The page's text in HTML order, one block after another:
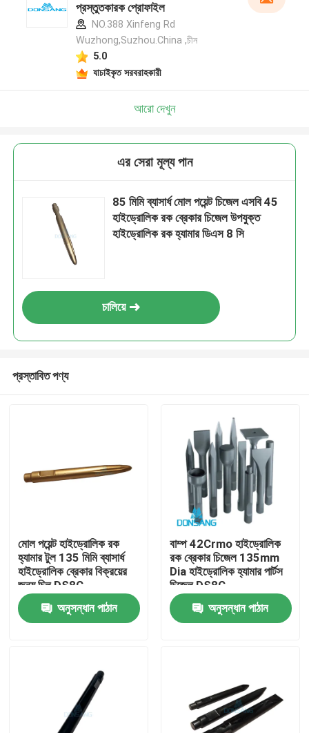
প্রস্তুতকারক প্রোফাইল
NO.388 Xinfeng Rd
Wuzhong,Suzhou.China ,চীন
5.0
যাচাইকৃত সরবরাহকারী
আরো দেখুন
এর সেরা মূল্য পান
85 মিমি ব্যাসার্ধ মোল পয়েন্ট চিজেল এসবি 45
হাইড্রোলিক রক ব্রেকার চিজেল উপযুক্ত
হাইড্রোলিক রক হ্যামার ডিএস 8 সি
চালিয়ে
প্রস্তাবিত পণ্য
মোল পয়েন্ট হাইড্রোলিক রক
হ্যামার টুল 135 মিমি ব্যাসার্ধ
হাইড্রোলিক ব্রেকার বিক্রয়ের
জন্য চিল DS8C
অনুসন্ধান পাঠান
বাম্প 42Crmo হাইড্রোলিক
রক ব্রেকার চিজেল 135mm
Dia হাইড্রোলিক হ্যামার পার্টস
চিজেল DS8C
অনুসন্ধান পাঠান